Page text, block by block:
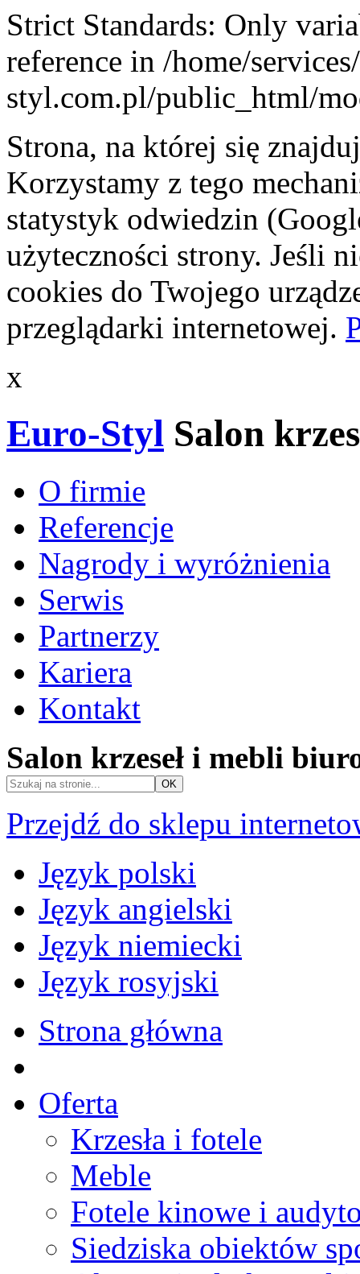
Strict Standards: Only
reference in /home/
styl.com.pl/public_html/
Strona, na której się
Korzystamy z tego
statystyk odwiedzin
użyteczności strony. Jeśli
cookies do Twojego
przeglądarki internetowej.
x
Euro-Styl Salon
O firmie
Referencje
Nagrody i wyróżnienia
Serwis
Partnerzy
Kariera
Kontakt
Salon krzeseł i mebli
Przejdź do sklepu
Język polski
Język angielski
Język niemiecki
Język rosyjski
Strona główna
Oferta
Krzesła i fotele
Meble
Fotele kinowe i
Siedziska obiektów